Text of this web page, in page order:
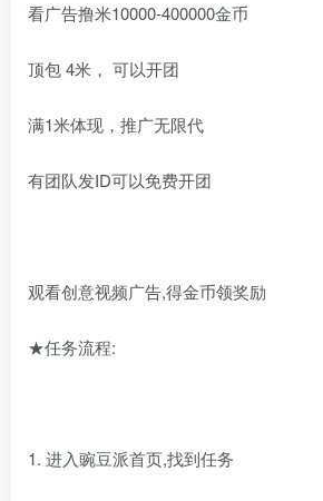
看广告撸米10000-400000金币
顶包 4米， 可以开团
满1米体现，推广无限代
有团队发ID可以免费开团
观看创意视频广告,得金币领奖励
★任务流程:
1. 进入豌豆派首页,找到任务